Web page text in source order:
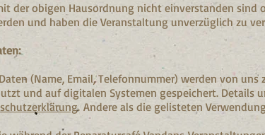
der obigen Hausordnung nicht einverstanden sind
und haben die Veranstaltung unverzüglich zu
(Name, Email, Telefonnummer) werden von
und auf digitalen Systemen gespeichert. Details
. Andere als die gelisteten